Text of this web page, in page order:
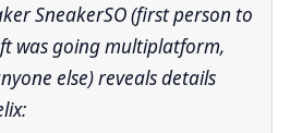
was going multiplatform,
else) reveals details